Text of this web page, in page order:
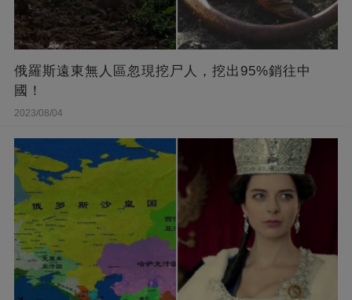
俄羅斯遠東無人區忽現挖尸人，挖出95%銷往中
國！
2023/08/04